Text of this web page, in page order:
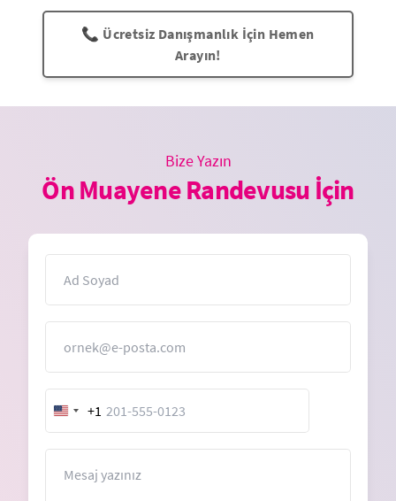
📞 Ücretsiz Danışmanlık İçin Hemen
Arayın!
Bize Yazın
Ön Muayene Randevusu İçin
United
States
+1